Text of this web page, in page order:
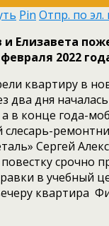
Pin Отпр. по эл.
Елизавета
2022
квартиру в
два дня
в конце года-
слесарь-
Сергей
срочно
в учебный
квартира